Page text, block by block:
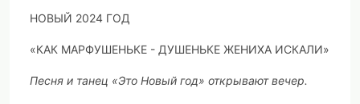
НОВЫЙ 2024 ГОД
«КАК МАРФУШЕНЬКЕ - ДУШЕНЬКЕ ЖЕНИХА ИСКАЛИ»
Песня и танец «Это Новый год» открывают вечер.